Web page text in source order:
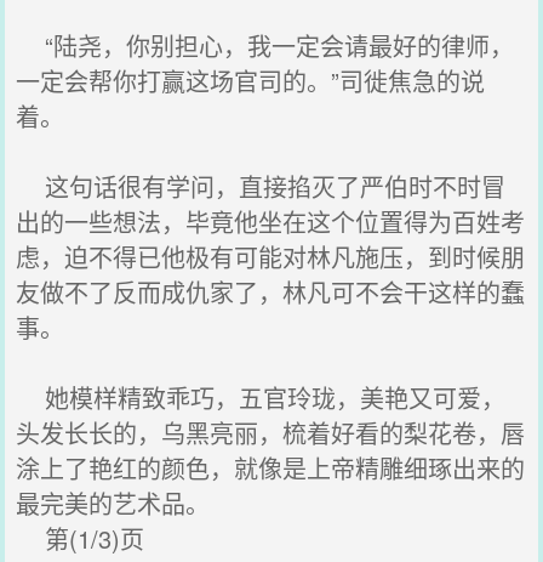
“陆尧，你别担心，我一定会请最好的律师，
一定会帮你打赢这场官司的。”司徙焦急的说
着。
这句话很有学问，直接掐灭了严伯时不时冒
出的一些想法，毕竟他坐在这个位置得为百姓考
虑，迫不得已他极有可能对林凡施压，到时候朋
友做不了反而成仇家了，林凡可不会干这样的蠢
事。
她模样精致乖巧，五官玲珑，美艳又可爱，
头发长长的，乌黑亮丽，梳着好看的梨花卷，唇
涂上了艳红的颜色，就像是上帝精雕细琢出来的
最完美的艺术品。
第(1/3)页